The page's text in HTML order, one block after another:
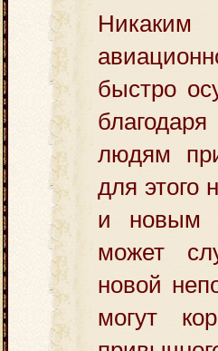
быстро
людям
для этого
и новым
может
новой
могут